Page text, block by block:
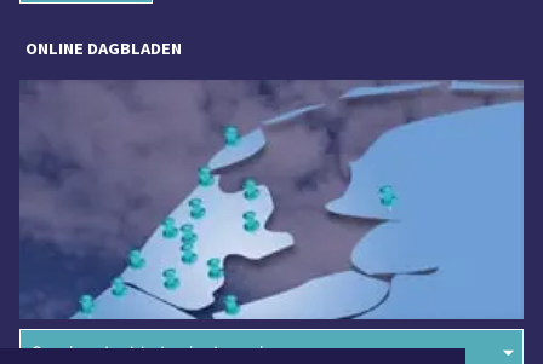
ONLINE DAGBLADEN
Overige dagbladen in de regio